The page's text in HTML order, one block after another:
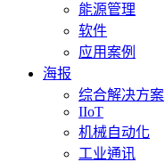
能源管理
软件
应用案例
海报
综合解决方案
IIoT
机械自动化
工业通讯